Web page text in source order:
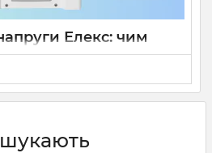
Елекс: чим
Ампер, Герц і
10 хвилин